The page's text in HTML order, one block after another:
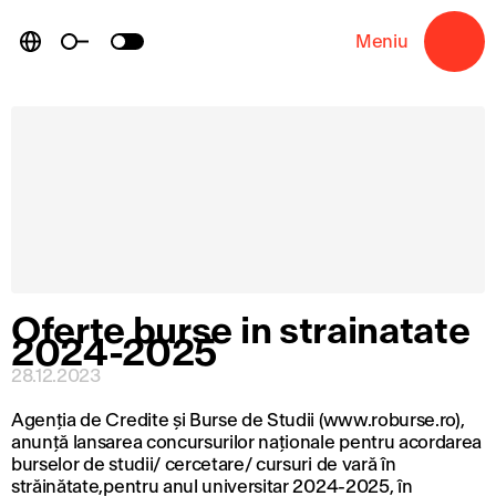
content
Meniu
Oferte burse in strainatate
2024-2025
28.12.2023
Agenția de Credite și Burse de Studii (www.roburse.ro),
anunță lansarea concursurilor naționale pentru acordarea
burselor de studii/ cercetare/ cursuri de vară în
străinătate,pentru anul universitar 2024-2025, în